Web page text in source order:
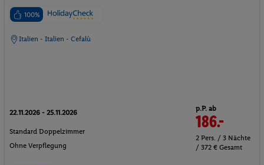
100%
Italien - Italien - Cefalù
22.11.2026 - 25.11.2026
Standard Doppelzimmer
Ohne Verpflegung
p.P. ab
186.-
2 Pers. / 3 Nächte
/ 372 € Gesamt